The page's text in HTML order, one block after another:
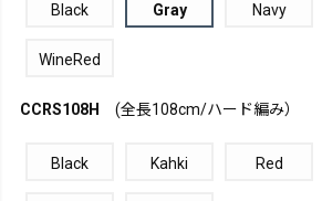
Black Gray Navy
WineRed
CCRS108H (全長108cm/ハード編み）
Black Kahki Red